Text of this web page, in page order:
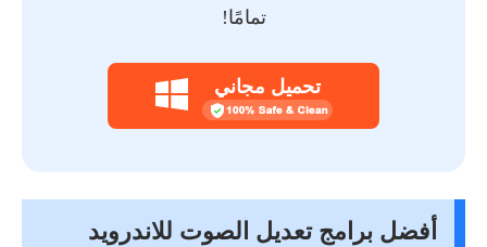
تمامًا!
تحميل مجاني
أفضل برامج تعديل الصوت للاندرويد